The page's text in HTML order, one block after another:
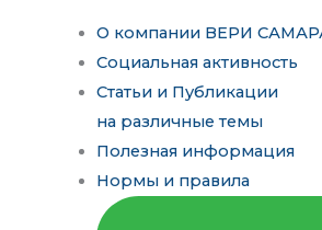
О компании ВЕРИ
Социальная активность
Статьи и Публикации
на различные темы
Полезная информация
Нормы и правила